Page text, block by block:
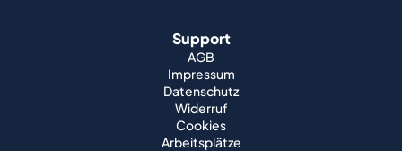
Support
AGB
Impressum
Datenschutz
Widerruf
Cookies
Arbeitsplätze